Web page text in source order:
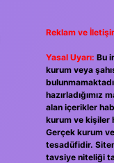
Reklam ve
Yasal Uyarı: Bu
kurum veya
hazırladığımız
alan içerikler
kurum ve kişiler
Gerçek kurum
tesadüfidir.
tavsiye niteliği